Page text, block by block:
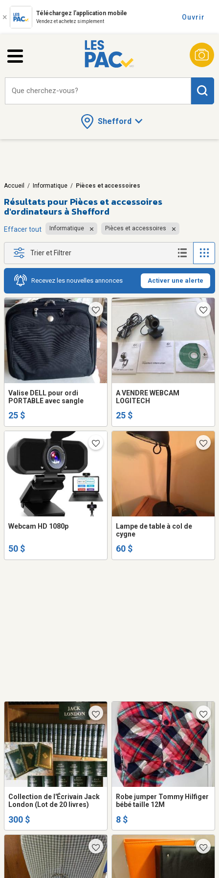
Téléchargez l'application mobile
Vendez et achetez simplement
Ouvrir
Shefford
Que cherchez-vous?
Accueil / Informatique / Pièces et accessoires
Résultats pour Pièces et accessoires
d'ordinateurs à Shefford
Effacer tout Informatique Pièces et accessoires
Trier et Filtrer
Recevez les nouvelles annonces Activer une alerte
Valise DELL pour ordi
PORTABLE avec sangle
25 $
A VENDRE WEBCAM
LOGITECH
25 $
Webcam HD 1080p
50 $
Lampe de table à col de
cygne
60 $
Collection de l'Écrivain Jack
London (Lot de 20 livres)
300 $
Robe jumper Tommy Hilfiger
bébé taille 12M
8 $